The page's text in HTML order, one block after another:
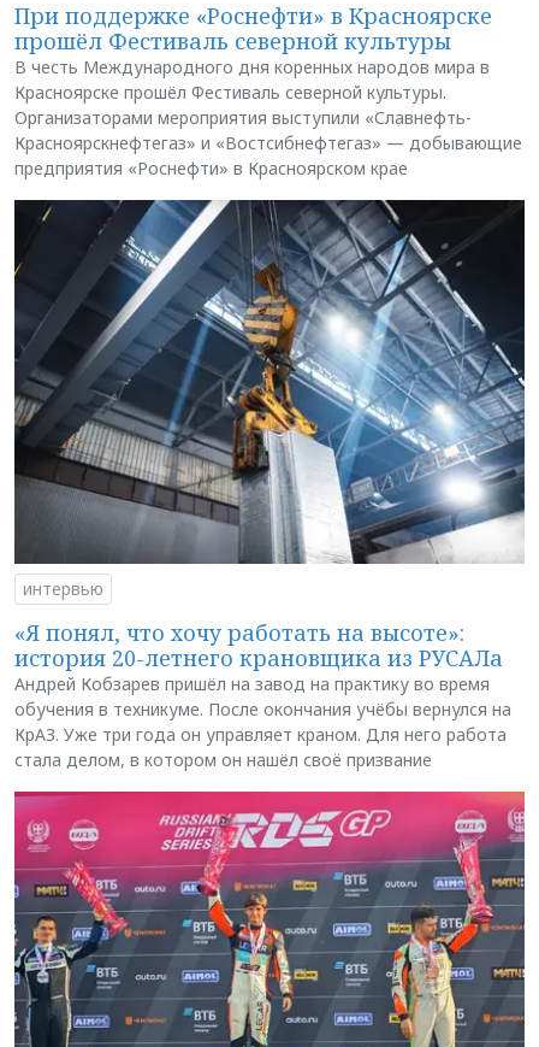
При поддержке «Роснефти» в Красноярске
прошёл Фестиваль северной культуры
В честь Международного дня коренных народов мира в
Красноярске прошёл Фестиваль северной культуры.
Организаторами мероприятия выступили «Славнефть-
Красноярскнефтегаз» и «Востсибнефтегаз» — добывающие
предприятия «Роснефти» в Красноярском крае
интервью
«Я понял, что хочу работать на высоте»:
история 20-летнего крановщика из РУСАЛа
Андрей Кобзарев пришёл на завод на практику во время
обучения в техникуме. После окончания учёбы вернулся на
КрАЗ. Уже три года он управляет краном. Для него работа
стала делом, в котором он нашёл своё призвание